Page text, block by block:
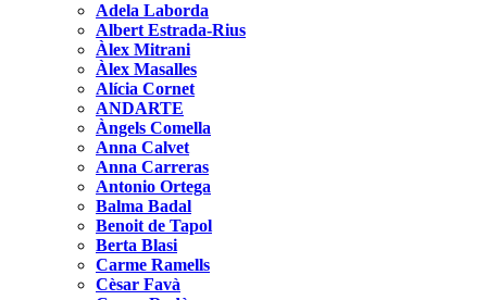
Adela Laborda
Albert Estrada-Rius
Àlex Mitrani
Àlex Masalles
Alícia Cornet
ANDARTE
Àngels Comella
Anna Calvet
Anna Carreras
Antonio Ortega
Balma Badal
Benoit de Tapol
Berta Blasi
Carme Ramells
Cèsar Favà